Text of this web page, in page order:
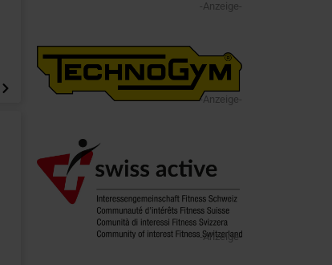
-Anzeige-
-Anzeige-
-Anzeige-